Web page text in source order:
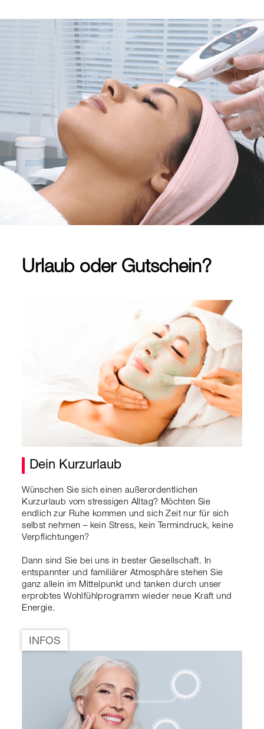
Urlaub oder Gutschein?
Dein Kurzurlaub
Wünschen Sie sich einen außerordentlichen
Kurzurlaub vom stressigen Alltag? Möchten Sie
endlich zur Ruhe kommen und sich Zeit nur für sich
selbst nehmen – kein Stress, kein Termindruck, keine
Verpflichtungen?
Dann sind Sie bei uns in bester Gesellschaft. In
entspannter und familiärer Atmosphäre stehen Sie
ganz allein im Mittelpunkt und tanken durch unser
erprobtes Wohlfühlprogramm wieder neue Kraft und
Energie.
INFOS